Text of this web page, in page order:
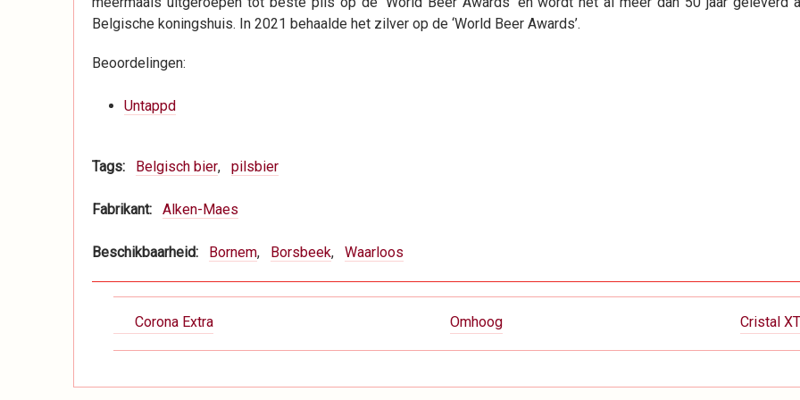
Belgische koningshuis. In 2021 behaalde het zilver op de ‘World Beer Awards’.
Beoordelingen:
Untappd
Tags Belgisch bier pilsbier
Fabrikant Alken-Maes
Beschikbaarheid Bornem Borsbeek Waarloos
Boeknavigatie-
links
Corona Extra Omhoog Cristal